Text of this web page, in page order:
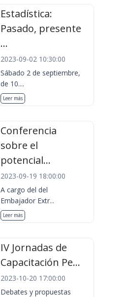
Estadística:
Pasado, presente
...
2023-09-02 10:30:00
Sábado 2 de septiembre,
de 10....
Leer más
Conferencia
sobre el
potencial...
2023-09-19 18:00:00
A cargo del del
Embajador Extr...
Leer más
IV Jornadas de
Capacitación Pe...
2023-10-20 17:00:00
Debates y propuestas